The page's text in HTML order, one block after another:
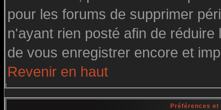
pour les forums de supprimer
n'ayant rien posté afin de
de vous enregistrer encore et
Revenir en haut
Préférences